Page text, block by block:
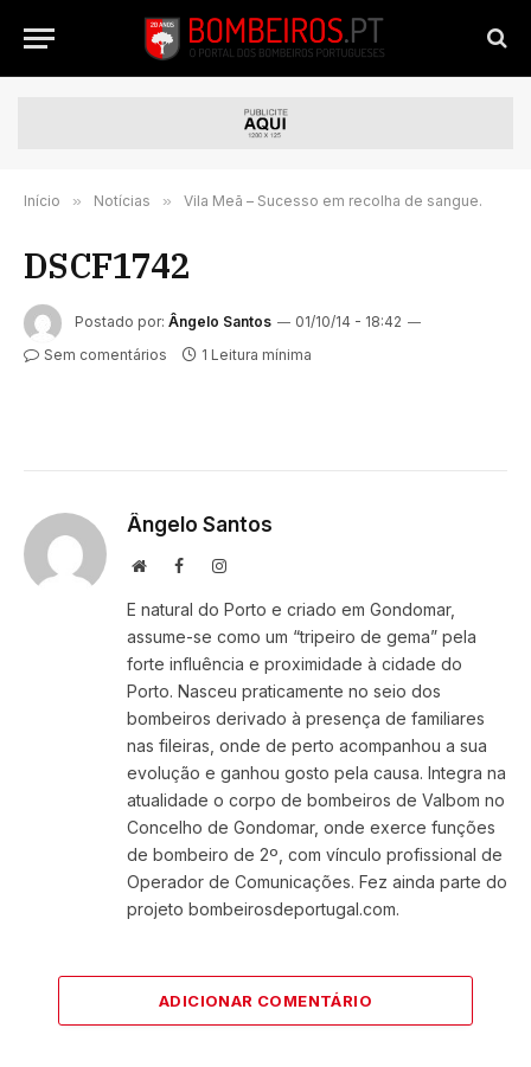
Início » Notícias » Vila Meã – Sucesso em recolha de sangue.
DSCF1742
Postado por: Ângelo Santos
01/10/14 - 18:42
Sem comentários
1 Leitura mínima
Ângelo Santos
WebsiteFacebookInstagram
E natural do Porto e criado em Gondomar,
assume-se como um “tripeiro de gema” pela
forte influência e proximidade à cidade do
Porto. Nasceu praticamente no seio dos
bombeiros derivado à presença de familiares
nas fileiras, onde de perto acompanhou a sua
evolução e ganhou gosto pela causa. Integra na
atualidade o corpo de bombeiros de Valbom no
Concelho de Gondomar, onde exerce funções
de bombeiro de 2º, com vínculo profissional de
Operador de Comunicações. Fez ainda parte do
projeto bombeirosdeportugal.com.
ADICIONAR COMENTÁRIO